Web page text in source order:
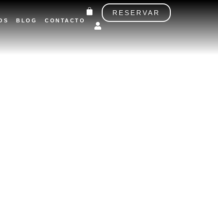
BLOG CONTACTO
CarritoRESERVAR